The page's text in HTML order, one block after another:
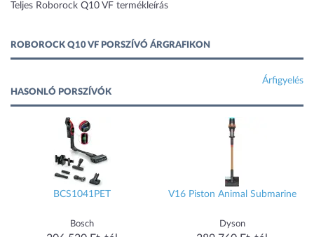
Teljes Roborock Q10 VF termékleírás
ROBOROCK Q10 VF PORSZÍVÓ ÁRGRAFIKON
Árfigyelés
HASONLÓ PORSZÍVÓK
BCS1041PET
Bosch
V16 Piston Animal Submarine
Dyson